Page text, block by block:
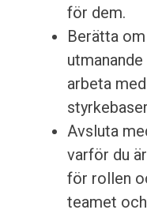
för dem.
Berätta
arbeta
Avsluta
varför du
för rollen
teamet